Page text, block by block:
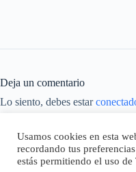
Deja un comentario
Lo siento, debes estar
Este sitio usa Akismet para
procesan los datos de tus
Usamos cookies en esta
recordando tus
estás permitiendo el uso